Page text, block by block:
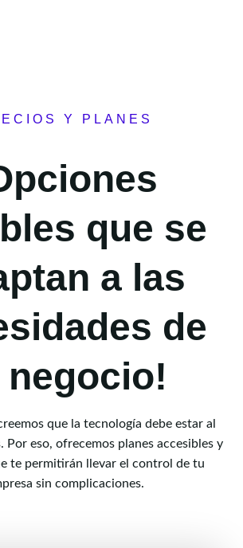
Y PLANES
que se
a las
de
que la tecnología debe estar al
Por eso, ofrecemos planes accesibles y
te permitirán llevar el control de tu
sin complicaciones.